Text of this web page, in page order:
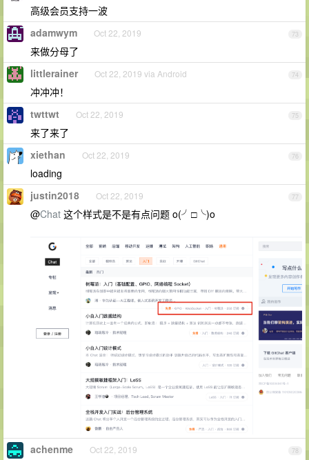
高级会员支持一波
73
adamwym Oct 22, 2019
来做分母了
74
littlerainer Oct 22, 2019 via Android
冲冲冲！
75
twttwt Oct 22, 2019
来了来了
76
xiethan Oct 22, 2019
loading
77
justin2018 Oct 22, 2019
@Chat 这个样式是不是有点问题 o(╯□╰)o
78
achenme Oct 22, 2019